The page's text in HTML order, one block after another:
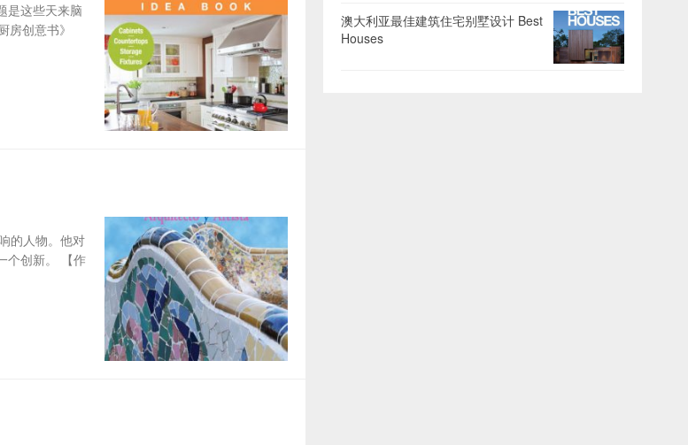
是这些天来脑
创意书》
的人物。他对
个创新。 【作
澳大利亚最佳建筑住宅别墅设计 Best
Houses